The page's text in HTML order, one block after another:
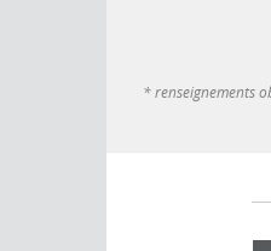
* renseignements